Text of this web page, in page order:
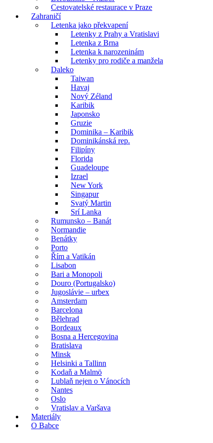
Cestovatelské restaurace v Praze
Zahraničí
Letenka jako překvapení
Letenky z Prahy a Vratislavi
Letenka z Brna
Letenka k narozeninám
Letenky pro rodiče a manžela
Daleko
Taiwan
Havaj
Nový Zéland
Karibik
Japonsko
Gruzie
Dominika – Karibik
Dominikánská rep.
Filipíny
Florida
Guadeloupe
Izrael
New York
Singapur
Svatý Martin
Srí Lanka
Rumunsko – Banát
Normandie
Benátky
Porto
Řím a Vatikán
Lisabon
Bari a Monopoli
Douro (Portugalsko)
Jugoslávie – urbex
Amsterdam
Barcelona
Bělehrad
Bordeaux
Bosna a Hercegovina
Bratislava
Minsk
Helsinki a Tallinn
Kodaň a Malmö
Lublaň nejen o Vánocích
Nantes
Oslo
Vratislav a Varšava
Materiály
O Babce